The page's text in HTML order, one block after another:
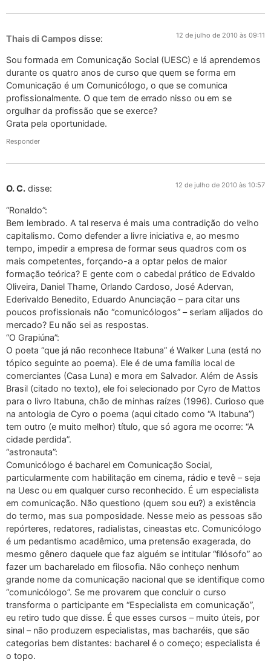
Thais di Campos disse: 12 de julho de 2010 às 09:11
Sou formada em Comunicação Social (UESC) e lá aprendemos
durante os quatro anos de curso que quem se forma em
Comunicação é um Comunicólogo, o que se comunica
profissionalmente. O que tem de errado nisso ou em se
orgulhar da profissão que se exerce?
Grata pela oportunidade.
Responder
O. C. disse: 12 de julho de 2010 às 10:57
“Ronaldo”:
Bem lembrado. A tal reserva é mais uma contradição do velho
capitalismo. Como defender a livre iniciativa e, ao mesmo
tempo, impedir a empresa de formar seus quadros com os
mais competentes, forçando-a a optar pelos de maior
formação teórica? E gente com o cabedal prático de Edvaldo
Oliveira, Daniel Thame, Orlando Cardoso, José Adervan,
Ederivaldo Benedito, Eduardo Anunciação – para citar uns
poucos profissionais não “comunicólogos” – seriam alijados do
mercado? Eu não sei as respostas.
“O Grapiúna”:
O poeta “que já não reconhece Itabuna” é Walker Luna (está no
tópico seguinte ao poema). Ele é de uma família local de
comerciantes (Casa Luna) e mora em Salvador. Além de Assis
Brasil (citado no texto), ele foi selecionado por Cyro de Mattos
para o livro Itabuna, chão de minhas raízes (1996). Curioso que
na antologia de Cyro o poema (aqui citado como “A Itabuna”)
tem outro (e muito melhor) título, que só agora me ocorre: “A
cidade perdida”.
“astronauta”:
Comunicólogo é bacharel em Comunicação Social,
particularmente com habilitação em cinema, rádio e tevê – seja
na Uesc ou em qualquer curso reconhecido. É um especialista
em comunicação. Não questiono (quem sou eu?) a existência
do termo, mas sua pomposidade. Nesse meio as pessoas são
repórteres, redatores, radialistas, cineastas etc. Comunicólogo
é um pedantismo acadêmico, uma pretensão exagerada, do
mesmo gênero daquele que faz alguém se intitular “filósofo” ao
fazer um bacharelado em filosofia. Não conheço nenhum
grande nome da comunicação nacional que se identifique como
“comunicólogo”. Se me provarem que concluir o curso
transforma o participante em “Especialista em comunicação”,
eu retiro tudo que disse. É que esses cursos – muito úteis, por
sinal – não produzem especialistas, mas bacharéis, que são
categorias bem distantes: bacharel é o começo; especialista é
o topo.